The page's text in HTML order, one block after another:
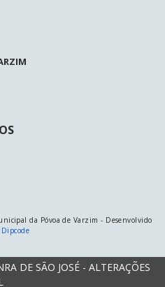
da Póvoa de Varzim - Desenvolvido
Dipcode
DE SÃO JOSÉ - ALTERAÇÕES